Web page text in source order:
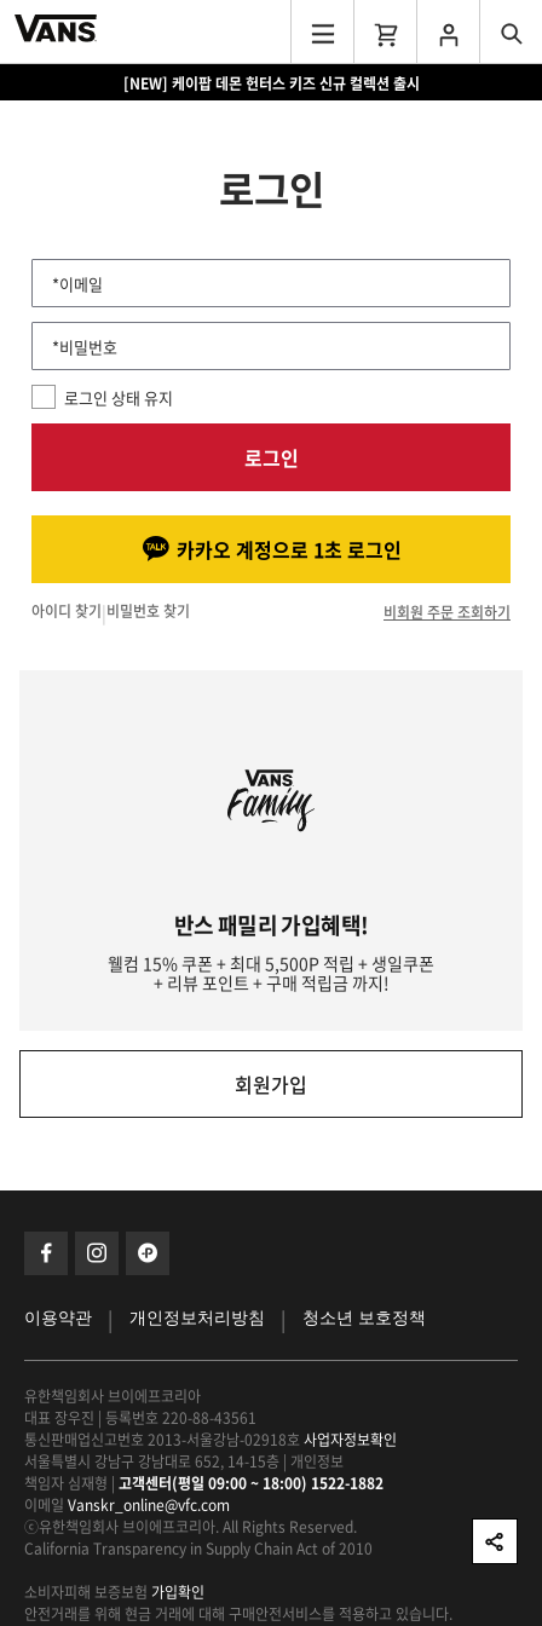
[NEW] 케이팝 데몬 헌터스 키즈 신규 컬렉션 출시
로그인
*이메일
*비밀번호
로그인 상태 유지
로그인
카카오 계정으로 1초 로그인
아이디 찾기|비밀번호 찾기 비회원 주문 조회하기
반스 패밀리 가입혜택!
웰컴 15% 쿠폰 + 최대 5,500P 적립 + 생일쿠폰
+ 리뷰 포인트 + 구매 적립금 까지!
회원가입
이용약관 | 개인정보처리방침 | 청소년 보호정책
유한책임회사 브이에프코리아
대표 장우진 | 등록번호 220-88-43561
통신판매업신고번호 2013-서울강남-02918호 사업자정보확인
서울특별시 강남구 강남대로 652, 14-15층 | 개인정보
책임자 심재형 | 고객센터(평일 09:00 ~ 18:00) 1522-1882
이메일 Vanskr_online@vfc.com
ⓒ유한책임회사 브이에프코리아. All Rights Reserved.
California Transparency in Supply Chain Act of 2010
소비자피해 보증보험 가입확인
안전거래를 위해 현금 거래에 대해 구매안전서비스를 적용하고 있습니다.